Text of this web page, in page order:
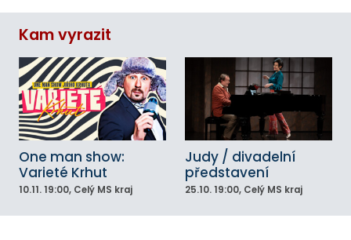
Kam vyrazit
One man show:
Varieté Krhut
10.11. 19:00, Celý MS kraj
Judy / divadelní
představení
25.10. 19:00, Celý MS kraj